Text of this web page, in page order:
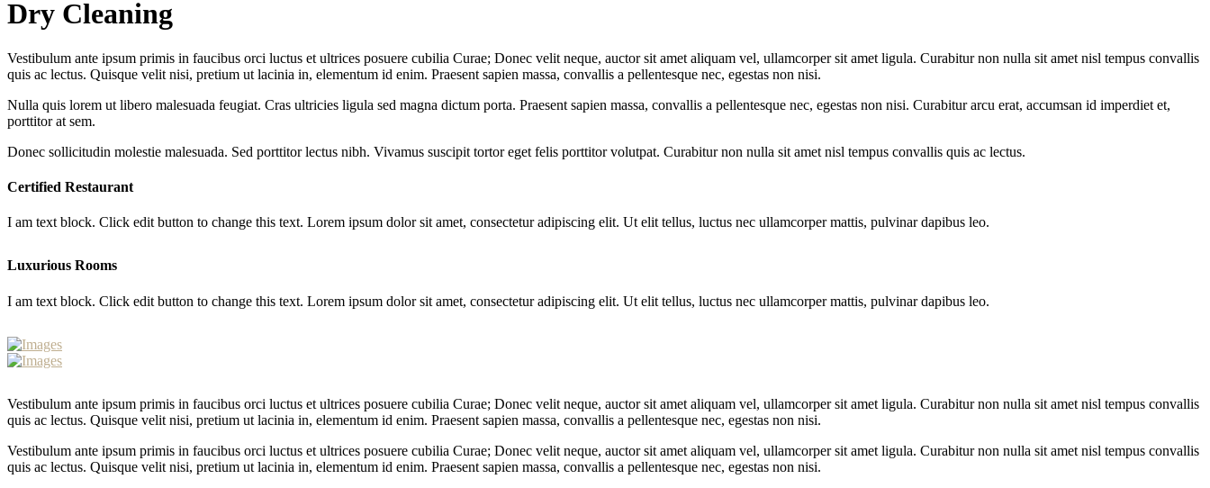
Dry Cleaning
Vestibulum ante ipsum primis in faucibus orci luctus et ultrices posuere cubilia Curae; Donec velit neque, auctor sit amet aliquam vel, ullamcorper sit amet ligula. Curabitur non nulla sit amet nisl tempus convallis
quis ac lectus. Quisque velit nisi, pretium ut lacinia in, elementum id enim. Praesent sapien massa, convallis a pellentesque nec, egestas non nisi.
Nulla quis lorem ut libero malesuada feugiat. Cras ultricies ligula sed magna dictum porta. Praesent sapien massa, convallis a pellentesque nec, egestas non nisi. Curabitur arcu erat, accumsan id imperdiet et,
porttitor at sem.
Donec sollicitudin molestie malesuada. Sed porttitor lectus nibh. Vivamus suscipit tortor eget felis porttitor volutpat. Curabitur non nulla sit amet nisl tempus convallis quis ac lectus.
Certified Restaurant
I am text block. Click edit button to change this text. Lorem ipsum dolor sit amet, consectetur adipiscing elit. Ut elit tellus, luctus nec ullamcorper mattis, pulvinar dapibus leo.
Luxurious Rooms
I am text block. Click edit button to change this text. Lorem ipsum dolor sit amet, consectetur adipiscing elit. Ut elit tellus, luctus nec ullamcorper mattis, pulvinar dapibus leo.
Vestibulum ante ipsum primis in faucibus orci luctus et ultrices posuere cubilia Curae; Donec velit neque, auctor sit amet aliquam vel, ullamcorper sit amet ligula. Curabitur non nulla sit amet nisl tempus convallis
quis ac lectus. Quisque velit nisi, pretium ut lacinia in, elementum id enim. Praesent sapien massa, convallis a pellentesque nec, egestas non nisi.
Vestibulum ante ipsum primis in faucibus orci luctus et ultrices posuere cubilia Curae; Donec velit neque, auctor sit amet aliquam vel, ullamcorper sit amet ligula. Curabitur non nulla sit amet nisl tempus convallis
quis ac lectus. Quisque velit nisi, pretium ut lacinia in, elementum id enim. Praesent sapien massa, convallis a pellentesque nec, egestas non nisi.